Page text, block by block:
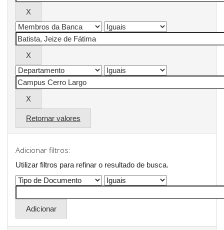
Retornar valores
Adicionar filtros:
Utilizar filtros para refinar o resultado de busca.